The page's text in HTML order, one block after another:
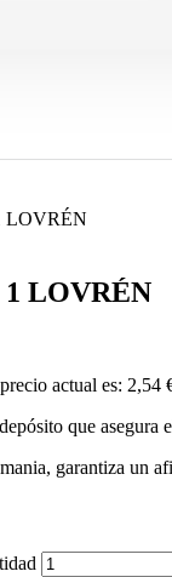
LOVRÉN
1 LOVRÉN
actual es: 2,54
que
garantiza un